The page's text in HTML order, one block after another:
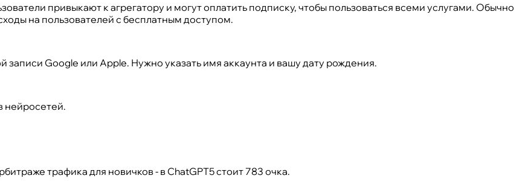
привыкают к агрегатору и могут оплатить подписку, чтобы пользоваться всеми услугами. Обычно
на пользователей с бесплатным доступом.
записи Google или Apple. Нужно указать имя аккаунта и вашу дату рождения.
нейросетей.
трафика для новичков - в ChatGPT5 стоит 783 очка.